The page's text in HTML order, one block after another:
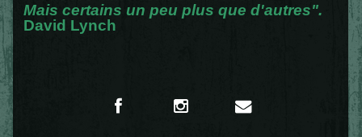
Mais certains un peu plus que d'autres".
David Lynch